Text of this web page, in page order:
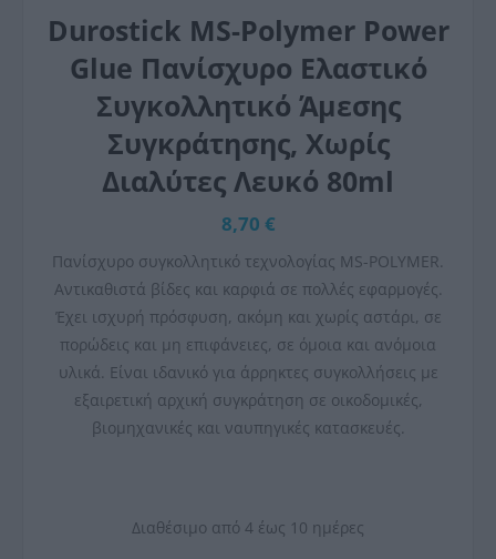
Durostick MS-Polymer Power
Glue Πανίσχυρο Ελαστικό
Συγκολλητικό Άμεσης
Συγκράτησης, Χωρίς
Διαλύτες Λευκό 80ml
8,70 €
Πανίσχυρο συγκολλητικό τεχνολογίας MS-POLYMER.
Αντικαθιστά βίδες και καρφιά σε πολλές εφαρμογές.
Έχει ισχυρή πρόσφυση, ακόμη και χωρίς αστάρι, σε
πορώδεις και μη επιφάνειες, σε όμοια και ανόμοια
υλικά. Είναι ιδανικό για άρρηκτες συγκολλήσεις με
εξαιρετική αρχική συγκράτηση σε οικοδομικές,
βιομηχανικές και ναυπηγικές κατασκευές.
Διαθέσιμο από 4 έως 10 ημέρες